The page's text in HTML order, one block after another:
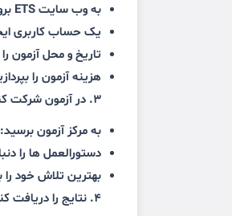
به وب سایت ETS بروید:
یک حساب کاربری
تاریخ و محل آزمون
هزینه آزمون را
3. در آزمون شرکت کنید:
به مرکز آزمون برسید:
دستورالعمل ها را
بهترین تلاش خود را
4. نتایج را دریافت کنید: